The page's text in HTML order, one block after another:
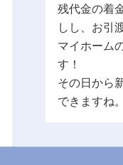
残代金の着
しし、お引
マイホーム
す！
その日から
できますね。